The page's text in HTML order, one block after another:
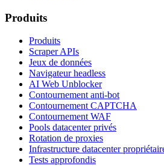
Produits
Produits
Scraper APIs
Jeux de données
Navigateur headless
AI Web Unblocker
Contournement anti-bot
Contournement CAPTCHA
Contournement WAF
Pools datacenter privés
Rotation de proxies
Infrastructure datacenter
Tests approfondis